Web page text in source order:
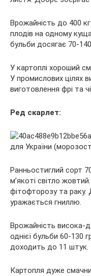
Врожайність до 400
плодів на одному
бульби досягає 70-
У картоплі хороший
У промислових цілях
виготовлення фрі та
Ред скарлет:
Ранньостиглий сорт
м’якоті світло
фітофторозу та раку.
уражається гниллю.
Врожайність висока-
однієї бульби 60-130
доходить до 11 штук.
Картопля дуже